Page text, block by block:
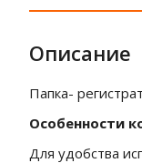
Описание
Папка-
Особенности
Для удобства